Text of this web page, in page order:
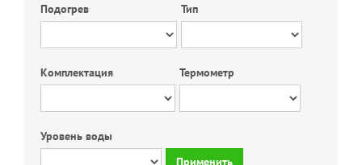
Подогрев Тип
Комплектация Термометр
Уровень воды